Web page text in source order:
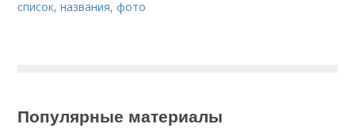
список, названия, фото
Популярные материалы